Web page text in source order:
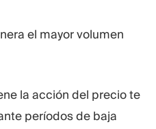
el mayor volumen
la acción del precio te
períodos de baja